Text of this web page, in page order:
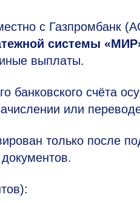
с Газпромбанк
системы
выплаты.
банковского счёта
или
только после